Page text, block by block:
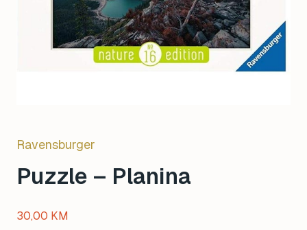
Ravensburger
Puzzle – Planina
30,00 KM